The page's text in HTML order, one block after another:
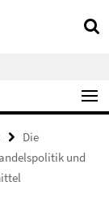
Die
und